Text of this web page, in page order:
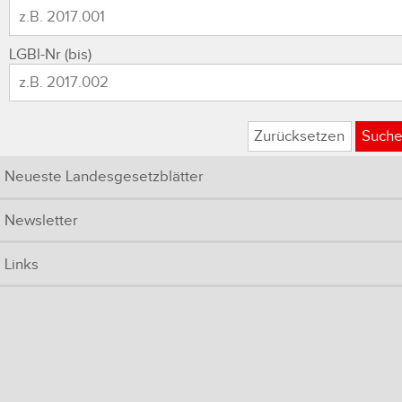
LGBl-Nr (bis)
Zurücksetzen
Neueste Landesgesetzblätter
Newsletter
Links